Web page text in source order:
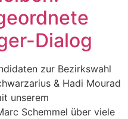
Dialog
zur Bezirkswahl
& Hadi Mourad
unserem
Schemmel über viele